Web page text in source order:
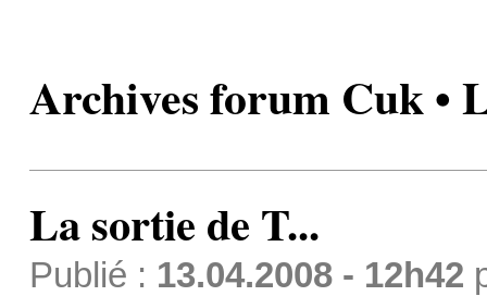
Archives forum Cuk •
La sortie de T...
Publié : 13.04.2008 - 12h42